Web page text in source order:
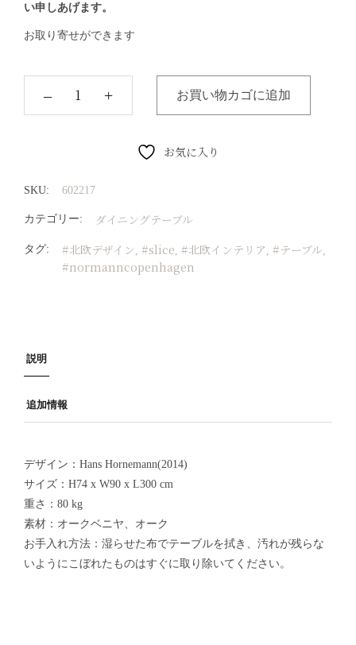
い申しあげます。
お取り寄せができます
‒ + お買い物カゴに追加
お気に入り
SKU: 602217
カテゴリー: ダイニングテーブル
タグ: #北欧デザイン #slice #北欧インテリア #テーブル
#normanncopenhagen
説明
追加情報
デザイン：Hans Hornemann(2014)
サイズ：H74 x W90 x L300 cm
重さ：80 kg
素材：オークベニヤ、オーク
お手入れ方法：湿らせた布でテーブルを拭き、汚れが残らな
いようにこぼれたものはすぐに取り除いてください。